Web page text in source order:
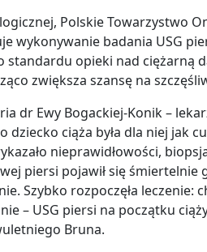
Polskie Towarzystwo
wykonywanie badania USG
standardu opieki nad ciężarną
zwiększa szansę na
dr Ewy Bogackiej-Konik –
ciąża była dla niej jak
nieprawidłowości,
piersi pojawił się
Szybko rozpoczęła leczenie:
– USG piersi na początku
Bruna.